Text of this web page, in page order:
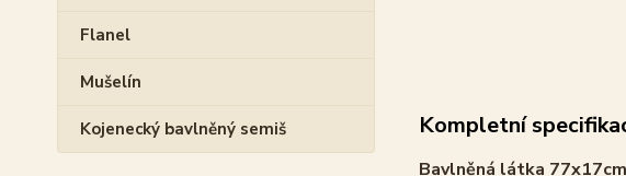
Flanel
Mušelín
Kojenecký bavlněný semiš Kompletní
Bavlněná látka